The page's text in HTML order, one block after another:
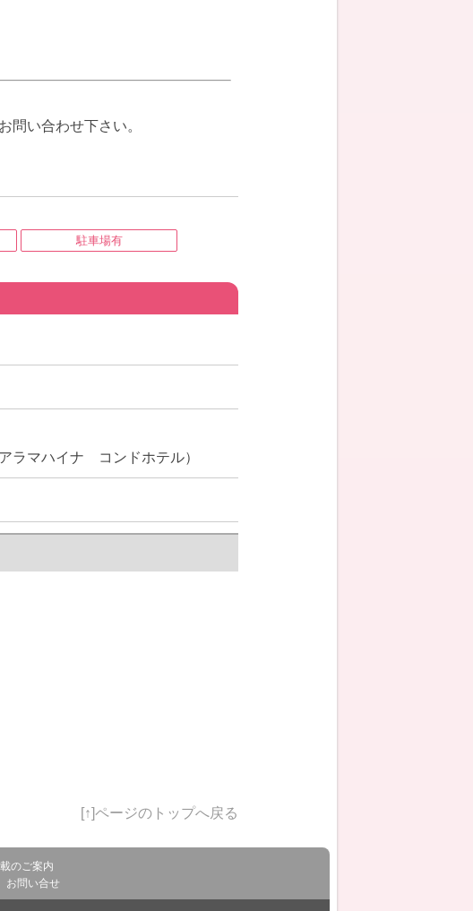
問い合わせ下さい。
駐車場有
ラマハイナ コンドホテル）
[↑]ページのトップへ戻る
のご案内
お問い合せ